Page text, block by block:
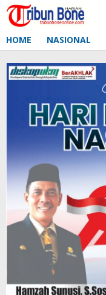
Lewati
ke
HOME NASIONAL